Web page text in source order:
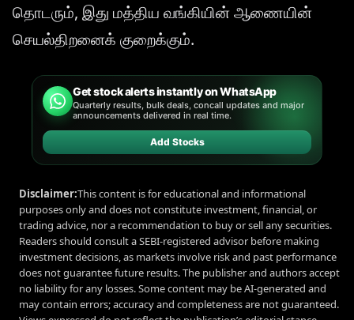
தொடரும், இது மத்திய வங்கியின் ஆணையின்
செயல்திறனைக் குறைக்கும்.
Get stock alerts instantly on WhatsApp
Quarterly results, bulk deals, concall updates and major
announcements delivered in real time.
Add Stocks
Disclaimer:This content is for educational and informational
purposes only and does not constitute investment, financial, or
trading advice, nor a recommendation to buy or sell any securities.
Readers should consult a SEBI-registered advisor before making
investment decisions, as markets involve risk and past performance
does not guarantee future results. The publisher and authors accept
no liability for any losses. Some content may be AI-generated and
may contain errors; accuracy and completeness are not guaranteed.